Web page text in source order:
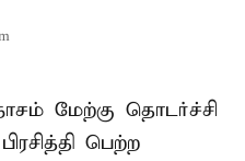
மேற்கு தொடர்ச்சி
பெற்ற